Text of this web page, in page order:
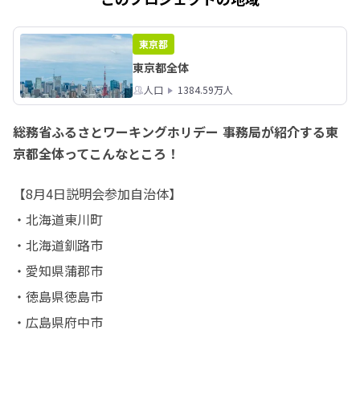
東京都
東京都全体
人口 1384.59万人
総務省ふるさとワーキングホリデー 事務局が紹介する東
京都全体ってこんなところ！
【8月4日説明会参加自治体】
・北海道東川町
・北海道釧路市
・愛知県蒲郡市
・徳島県徳島市
・広島県府中市